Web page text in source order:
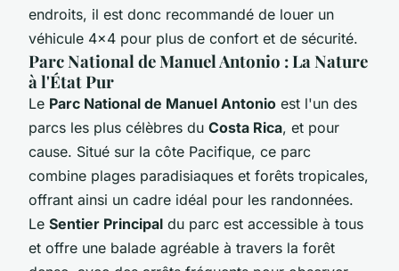
endroits, il est donc recommandé de louer un
véhicule 4x4 pour plus de confort et de sécurité.
Parc National de Manuel Antonio : La Nature
à l'État Pur
Le Parc National de Manuel Antonio est l'un des
parcs les plus célèbres du Costa Rica, et pour
cause. Situé sur la côte Pacifique, ce parc
combine plages paradisiaques et forêts tropicales,
offrant ainsi un cadre idéal pour les randonnées.
Le Sentier Principal du parc est accessible à tous
et offre une balade agréable à travers la forêt